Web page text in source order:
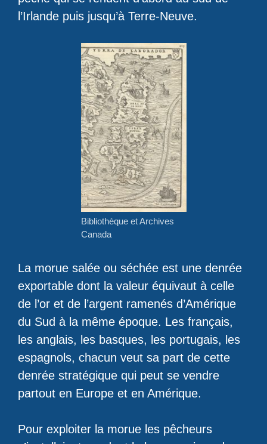
l’Irlande puis jusqu’à Terre-Neuve.
Bibliothèque et Archives
Canada
La morue salée ou séchée est une denrée
exportable dont la valeur équivaut à celle
de l’or et de l’argent ramenés d’Amérique
du Sud à la même époque. Les français,
les anglais, les basques, les portugais, les
espagnols, chacun veut sa part de cette
denrée stratégique qui peut se vendre
partout en Europe et en Amérique.
Pour exploiter la morue les pêcheurs